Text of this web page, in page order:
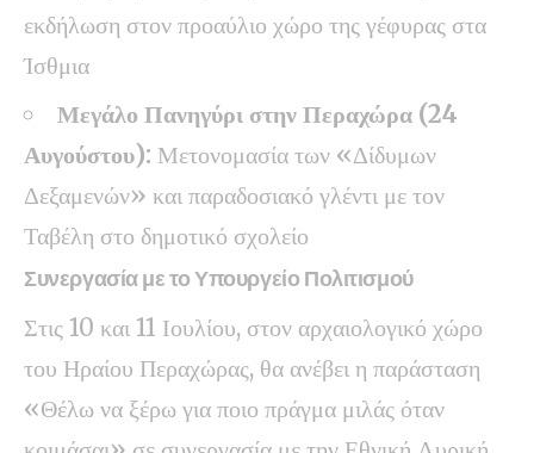
εκδήλωση στον προαύλιο χώρο της γέφυρας στα
Ίσθμια
Μεγάλο Πανηγύρι στην Περαχώρα (24
Αυγούστου): Μετονομασία των «Δίδυμων
Δεξαμενών» και παραδοσιακό γλέντι με τον
Ταβέλη στο δημοτικό σχολείο
Συνεργασία με το Υπουργείο Πολιτισμού
Στις 10 και 11 Ιουλίου, στον αρχαιολογικό χώρο
του Ηραίου Περαχώρας, θα ανέβει η παράσταση
«Θέλω να ξέρω για ποιο πράγμα μιλάς όταν